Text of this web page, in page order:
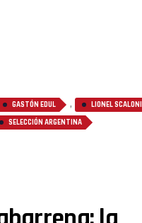
GASTÓN EDUL , LIONEL SCALONI
SELECCIÓN ARGENTINA